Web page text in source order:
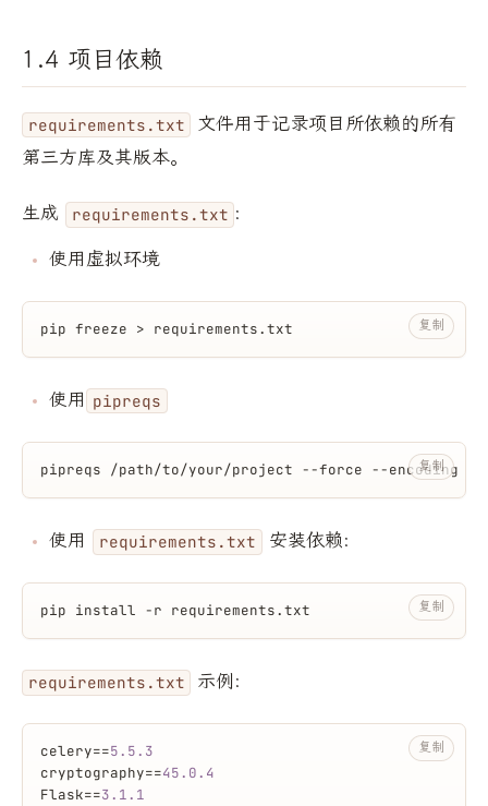
1.4 项目依赖
requirements.txt
文件用于记录项目所依赖的所有
第三方库及其版本。
生成 requirements.txt :
使用虚拟环境
pip freeze > requirements.txt 复制
使用 pipreqs
pipreqs /path/to/your/project --force --encoding
复制
使用 requirements.txt 安装依赖:
pip install -r requirements.txt 复制
requirements.txt 示例:
celery==5.5.3
cryptography==45.0.4
Flask==3.1.1
复制